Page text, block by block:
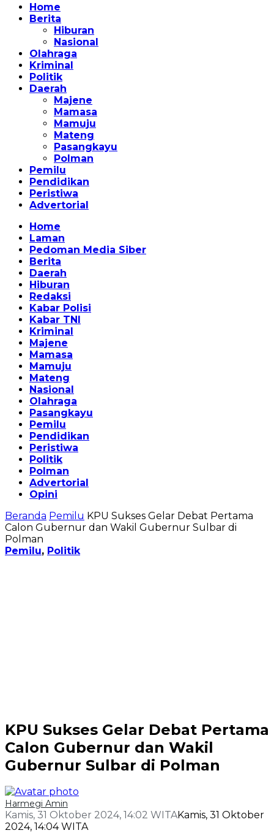
Home
Berita
Hiburan
Nasional
Olahraga
Kriminal
Politik
Daerah
Majene
Mamasa
Mamuju
Mateng
Pasangkayu
Polman
Pemilu
Pendidikan
Peristiwa
Advertorial
Home
Laman
Pedoman Media Siber
Berita
Daerah
Hiburan
Redaksi
Kabar Polisi
Kabar TNI
Kriminal
Majene
Mamasa
Mamuju
Mateng
Nasional
Olahraga
Pasangkayu
Pemilu
Pendidikan
Peristiwa
Politik
Polman
Advertorial
Opini
Beranda Pemilu KPU Sukses Gelar Debat Pertama
Calon Gubernur dan Wakil Gubernur Sulbar di
Polman
Pemilu, Politik
KPU Sukses Gelar Debat Pertama
Calon Gubernur dan Wakil
Gubernur Sulbar di Polman
Harmegi Amin
Kamis, 31 Oktober 2024, 14:02 WITAKamis, 31 Oktober
2024, 14:04 WITA